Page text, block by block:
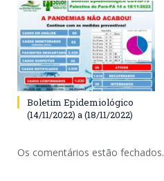
Boletim Epidemiológico
(14/11/2022) a (18/11/2022)
Os comentários estão fechados.